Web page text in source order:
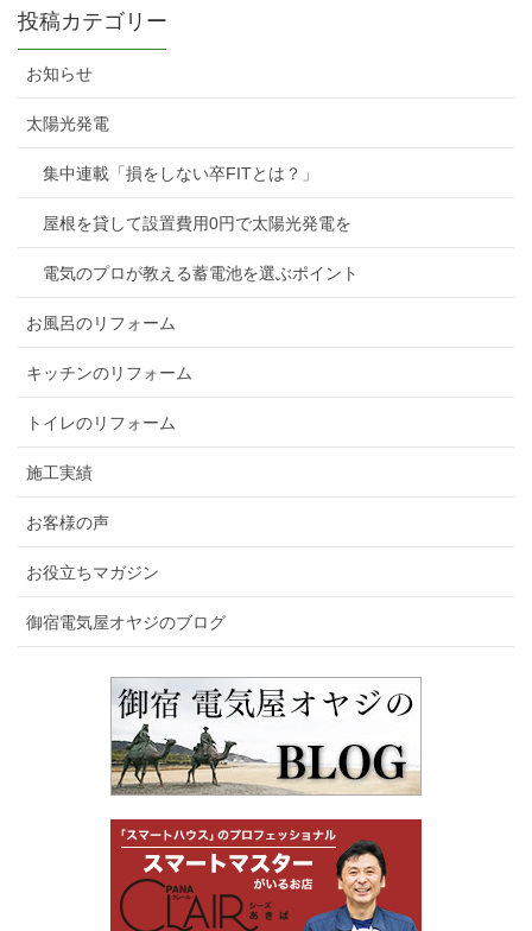
投稿カテゴリー
お知らせ
太陽光発電
集中連載「損をしない卒FITとは？」
屋根を貸して設置費用0円で太陽光発電を
電気のプロが教える蓄電池を選ぶポイント
お風呂のリフォーム
キッチンのリフォーム
トイレのリフォーム
施工実績
お客様の声
お役立ちマガジン
御宿電気屋オヤジのブログ